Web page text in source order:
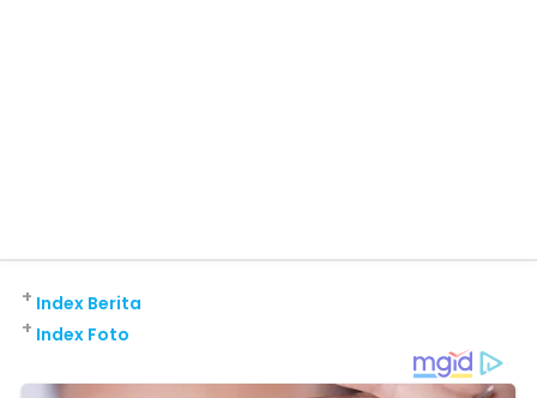
Index Berita
+
Index Foto
+